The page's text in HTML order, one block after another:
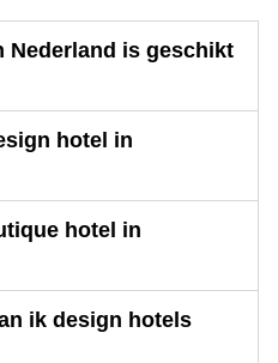
Nederland is geschikt
hotel in
hotel in
ik design hotels